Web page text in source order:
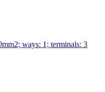
ways: 1; terminals: 3